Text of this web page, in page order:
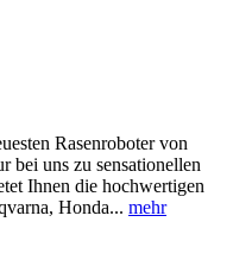
Rasenroboter von
bei uns zu sensationellen
Ihnen die hochwertigen
Honda... mehr